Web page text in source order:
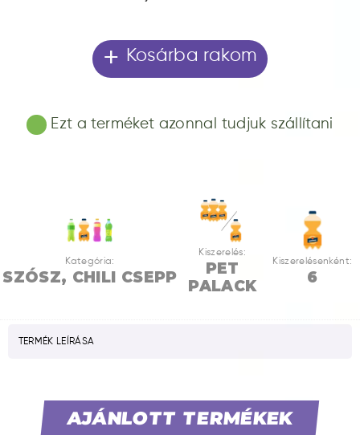
+ Kosárba rakom
Ezt a terméket azonnal tudjuk szállítani
Kategória:
SZÓSZ, CHILI CSEPP
Kiszerelés:
PET
PALACK
Kiszerelésenként:
6
TERMÉK LEÍRÁSA
AJÁNLOTT TERMÉKEK